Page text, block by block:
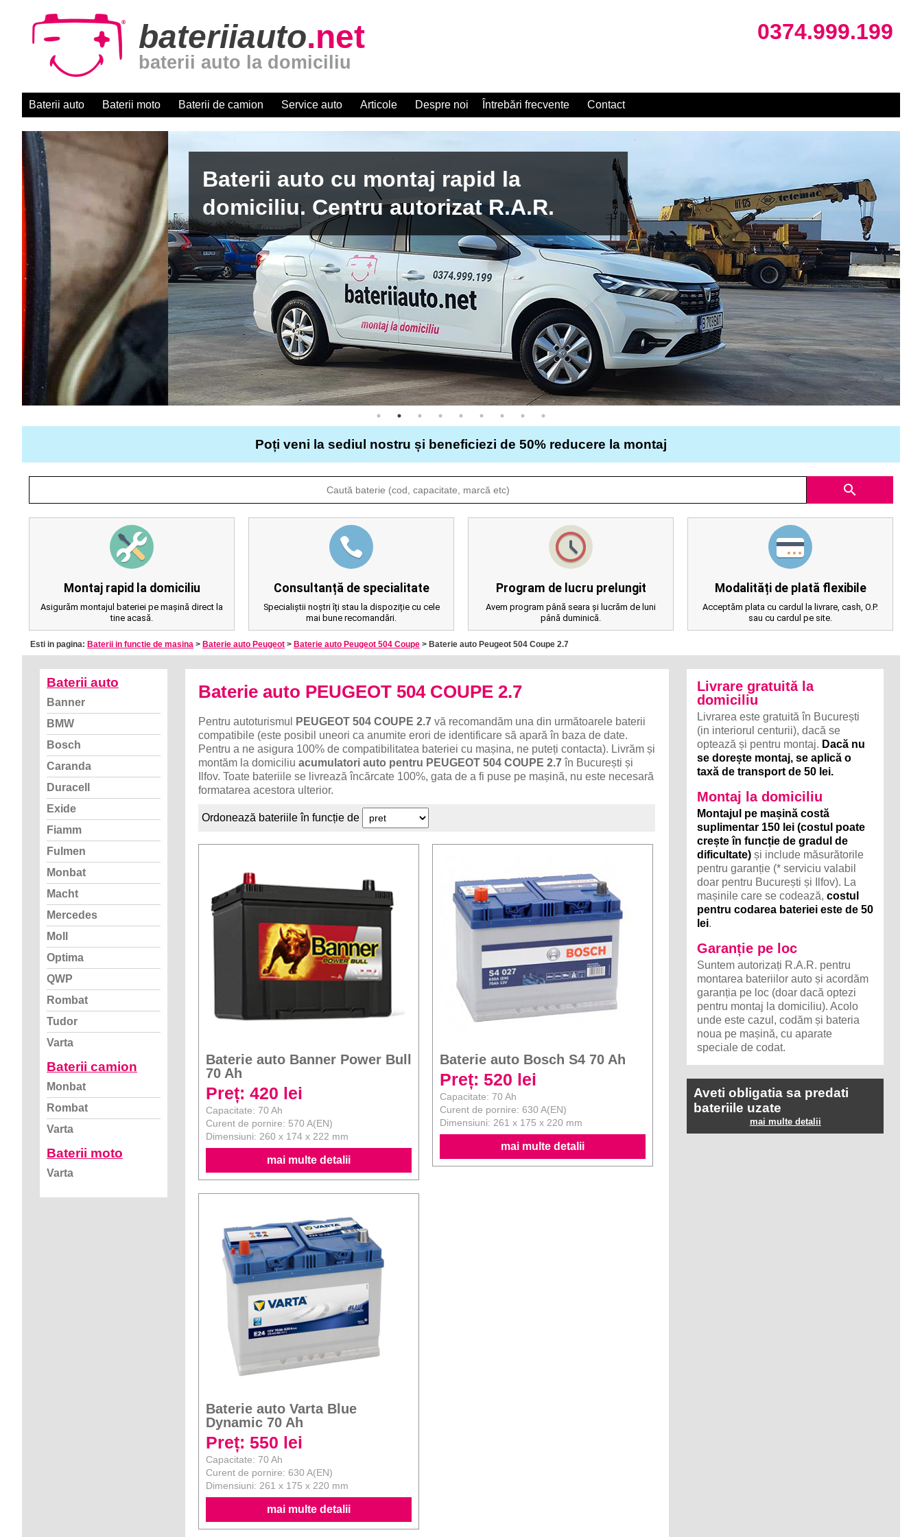
bateriiauto.net
baterii auto la domiciliu
0374.999.199
Baterii auto Baterii moto Baterii de camion Service auto Articole Despre noi Întrebări frecvente Contact
Baterii auto cu montaj rapid la
domiciliu. Centru autorizat R.A.R.
Poți veni la sediul nostru și beneficiezi de 50% reducere la montaj
search
Montaj rapid la domiciliu
Asigurăm montajul bateriei pe mașină direct la
tine acasă.
Consultanță de specialitate
Specialiștii noștri îți stau la dispoziție cu cele
mai bune recomandări.
Program de lucru prelungit
Avem program până seara și lucrăm de luni
până duminică.
Modalități de plată flexibile
Acceptăm plata cu cardul la livrare, cash, O.P.
sau cu cardul pe site.
Esti in pagina: Baterii in functie de masina > Baterie auto Peugeot > Baterie auto Peugeot 504 Coupe > Baterie auto Peugeot 504 Coupe 2.7
Baterie auto PEUGEOT 504 COUPE 2.7
Pentru autoturismul PEUGEOT 504 COUPE 2.7 vă recomandăm una din următoarele baterii
compatibile (este posibil uneori ca anumite erori de identificare să apară în baza de date.
Pentru a ne asigura 100% de compatibilitatea bateriei cu mașina, ne puteți contacta). Livrăm și
montăm la domiciliuacumulatori auto pentru PEUGEOT 504 COUPE 2.7în București și
Ilfov. Toate bateriile se livrează încărcate 100%, gata de a fi puse pe mașină, nu este necesară
formatarea acestora ulterior.
Ordonează bateriile în funcție de
Baterie auto Banner Power Bull
70 Ah
Preț: 420 lei
Capacitate: 70 Ah
Curent de pornire: 570 A(EN)
Dimensiuni: 260 x 174 x 222 mm
mai multe detalii
Baterie auto Bosch S4 70 Ah
Preț: 520 lei
Capacitate: 70 Ah
Curent de pornire: 630 A(EN)
Dimensiuni: 261 x 175 x 220 mm
mai multe detalii
Baterie auto Varta Blue
Dynamic 70 Ah
Preț: 550 lei
Capacitate: 70 Ah
Curent de pornire: 630 A(EN)
Dimensiuni: 261 x 175 x 220 mm
mai multe detalii
Baterii auto
Banner
BMW
Bosch
Caranda
Duracell
Exide
Fiamm
Fulmen
Monbat
Macht
Mercedes
Moll
Optima
QWP
Rombat
Tudor
Varta
Baterii camion
Monbat
Rombat
Varta
Baterii moto
Varta
Livrare gratuită la
domiciliu
Livrarea este gratuită în București
(in interiorul centurii), dacă se
optează și pentru montaj. Dacă nu
se dorește montaj, se aplică o
taxă de transport de 50 lei.
Montaj la domiciliu
Montajul pe mașină costă
suplimentar 150 lei (costul poate
crește în funcție de gradul de
dificultate) și include măsurătorile
pentru garanție (* serviciu valabil
doar pentru București și Ilfov). La
mașinile care se codează,costul
pentru codarea bateriei este de 50
lei.
Garanție pe loc
Suntem autorizați R.A.R. pentru
montarea bateriilor auto și acordăm
garanția pe loc (doar dacă optezi
pentru montaj la domiciliu). Acolo
unde este cazul, codăm și bateria
noua pe mașină, cu aparate
speciale de codat.
Aveti obligatia sa predati
bateriile uzate
mai multe detalii